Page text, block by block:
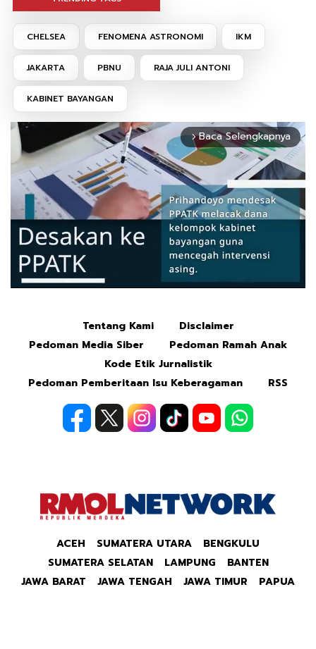
CHELSEA FENOMENA ASTRONOMI IKM
JAKARTA PBNU RAJA JULI ANTONI
KABINET BAYANGAN
arrow_forward_ios Baca Selengkapnya
Tentang Kami
Disclaimer
Pedoman Media Siber
Pedoman Ramah Anak
Kode Etik Jurnalistik
Pedoman Pemberitaan Isu Keberagaman
RSS
ACEH SUMATERA UTARA
BENGKULU
SUMATERA SELATAN
LAMPUNG
BANTEN
JAWA BARAT
JAWA TENGAH JAWA TIMUR PAPUA